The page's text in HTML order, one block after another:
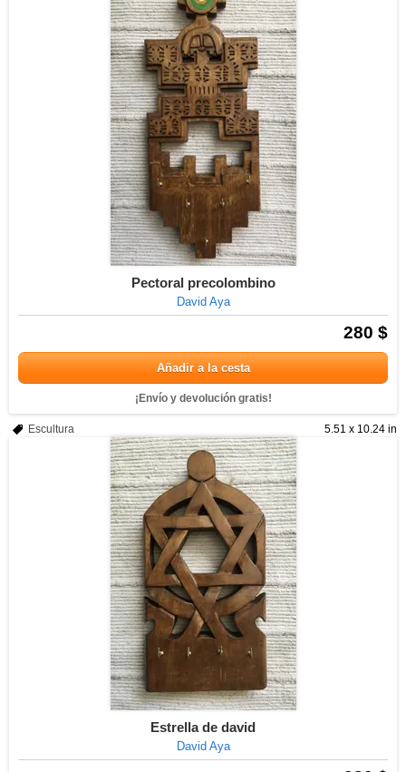
Pectoral precolombino
David Aya
280 $
Añadir a la cesta
¡Envío y devolución gratis!
5.51 x 10.24 in
Escultura
Estrella de david
David Aya